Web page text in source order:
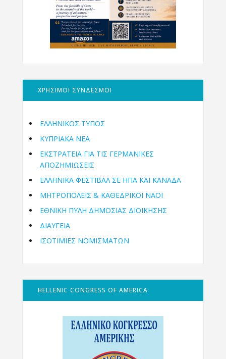
ΧΡΗΣΙΜΟΙ ΣΥΝΔΕΣΜΟΙ
ΕΛΛΗΝΙΚΟΣ ΤΥΠΟΣ
ΚΥΠΡΙΑΚΑ ΝΕΑ
ΕΚΣΤΡΑΤΕΙΑ ΓΙΑ ΤΙΣ ΓΕΡΜΑΝΙΚΕΣ
ΑΠΟΖΗΜΙΩΣΕΙΣ
ΕΛΛΗΝΙΚΆ ΦΕΣΤΙΒΆΛ ΣΕ ΗΠΑ ΚΑΙ ΚΑΝΑΔΑ
ΜΗΤΡΟΠΌΛΕΙΣ & ΚΑΘΕΔΡΙΚΟΊ ΝΑΟΊ
ΕΘΝΙΚΉ ΠΎΛΗ ΔΗΜΌΣΙΑΣ ΔΙΟΊΚΗΣΗΣ
ΔΙΑΥΓΕΙΑ
ΙΣΟΤΙΜΙΕΣ ΝΟΜΙΣΜΑΤΩΝ
HELLENIC CONGRESS OF AMERICA